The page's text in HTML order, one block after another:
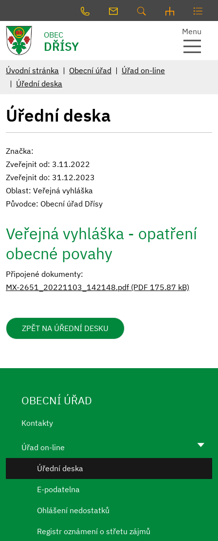
OBEC
DŘÍSY
Menu
Úvodní stránka Obecní úřad
Úřad on-line
Úřední deska
Úřední deska
Značka:
Zveřejnit od: 3.11.2022
Zveřejnit do: 31.12.2023
Oblast: Veřejná vyhláška
Původce: Obecní úřad Dřísy
Veřejná vyhláška - opatření
obecné povahy
Připojené dokumenty:
MX-2651_20221103_142148.pdf (PDF 175.87 kB)
ZPĚT NA ÚŘEDNÍ DESKU
OBECNÍ ÚŘAD
Kontakty
Úřad on-line
Úřední deska
E-podatelna
Ohlášení nedostatků
Registr oznámení o střetu zájmů